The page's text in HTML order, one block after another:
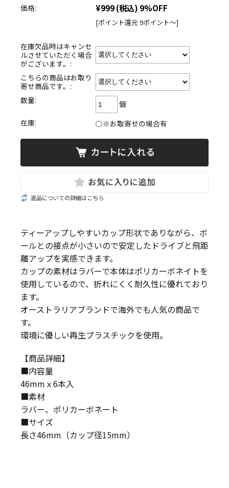
価格: ¥999(税込) 9%OFF
[ポイント還元 9ポイント～]
在庫欠品時はキャンセ
ルさせていただく場合
がございます。:
こちらの商品はお取り
寄せ商品です。:
数量:
個
在庫:
○※お取寄せの場合有
返品についての詳細はこちら
ティーアップしやすいカップ形状でありながら、ボ
ールとの接点が小さいので安定したドライブと飛距
離アップを実感できます。
カップの素材はラバーで本体はポリカーボネイトを
使用しているので、折れにくく耐久性に優れており
ます。
オーストラリアブランドで海外でも人気の商品で
す。
環境に優しい再生プラスチックを使用。
【商品詳細】
■内容量
46mmｘ6本入
■素材
ラバー、ポリカーボネート
■サイズ
長さ46mm（カップ径15mm）